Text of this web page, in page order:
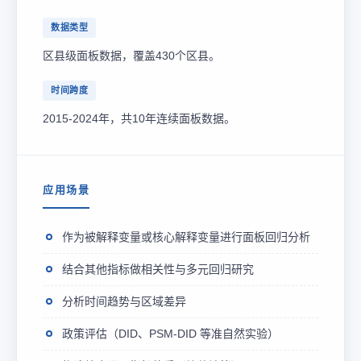
数据类型
区县级面板数据，覆盖430个区县。
时间跨度
2015-2024年，共10年连续面板数据。
应用场景
作为被解释变量或核心解释变量进行面板回归分析
结合其他指标做相关性与多元回归研究
分析时间趋势与区域差异
政策评估（DID、PSM-DID 等准自然实验）